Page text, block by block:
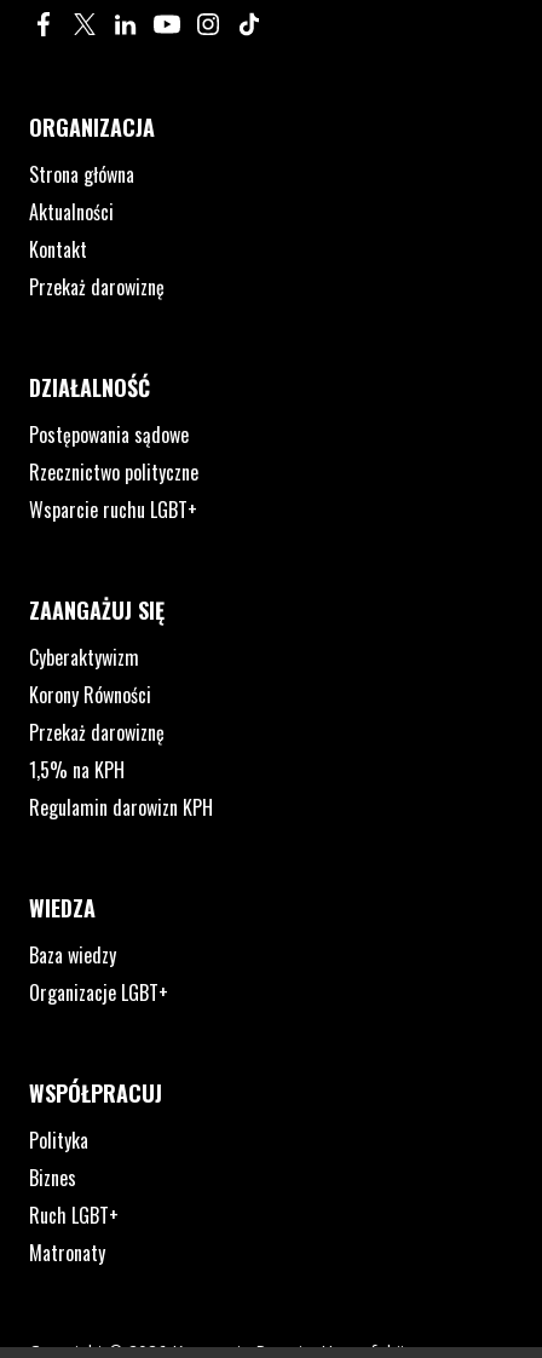
Profil na Facebook. Strona otwiera się w nowym oknie.
Profil na Twitter. Strona otwiera się w nowym oknie.
Profil na LinkedIn. Strona otwiera się w nowym oknie.
Profil na YouTube. Strona otwiera się w nowym
Profil na Instagram. Strona otwiera się
ORGANIZACJA
Strona główna
Aktualności
Kontakt
Przekaż darowiznę
DZIAŁALNOŚĆ
Postępowania sądowe
Rzecznictwo polityczne
Wsparcie ruchu LGBT+
ZAANGAŻUJ SIĘ
Cyberaktywizm
Korony Równości
Przekaż darowiznę
1,5% na KPH
Regulamin darowizn KPH
WIEDZA
Baza wiedzy
Organizacje LGBT+
WSPÓŁPRACUJ
Polityka
Biznes
Ruch LGBT+
Matronaty
Copyright © 2026 Kampania Przeciw Homofobii